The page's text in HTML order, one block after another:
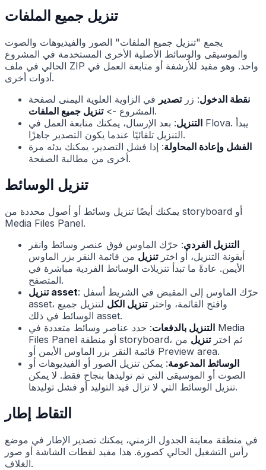
تنزيل جميع الملفات
يجمع "تنزيل جميع الملفات" الصور والفيديوهات والصوت
والموسيقى والوسائط الأصلية الأخرى المستخدمة في المشروع
الحالي في ملف ZIP واحد. وهو مفيد للأرشفة أو متابعة العمل في
أدوات أخرى.
نقطة الدخول: زرتصدير في الزاوية العلوية اليمنى لصفحة
المشروع ->تنزيل جميع الملفات
.
التنزيل: بعد الإرسال، يمكنك متابعة العمل في Flova. يبدأ
التنزيل تلقائيًا عندما يكون التصدير جاهزًا.
الفشل وإعادة المحاولة: إذا فشل التصدير، يمكنك بدئه مرة
أخرى من مطالبة الصفحة.
تنزيل الوسائط
يمكنك أيضًا تنزيل وسائط أو أصول محددة من storyboard أو
Media Files Panel.
التنزيل الفردي: حرّك الماوس فوق عنصر وسائط وانقر
أيقونة التنزيل، أو اخترتنزيل من قائمة النقر بزر الماوس
الأيمن. عادةً ما تبدأ تنزيلات الوسائط الفردية مباشرة في
المتصفح.
تنزيل asset: حرّك الماوس إلى المقبض في الشريط أسفل
asset، وافتح القائمة، واخترتنزيل الكل لتنزيل جميع
الوسائط في ذلك asset.
التنزيل بالدفعات: حدد عناصر وسائط متعددة في Media
Files Panel أو منطقة storyboard، ثم اخترتنزيل من
قائمة النقر بزر الماوس الأيمن أو Preview area.
الوسائط المدعومة: يمكن تنزيل الصور أو الفيديوهات أو
الصوت أو الموسيقى التي تم توليدها بنجاح فقط. لا يمكن
تنزيل الوسائط التي لا تزال قيد التوليد أو فشل توليدها.
التقاط إطار
في منطقة معاينة الجدول الزمني، يمكنك تصدير الإطار في موضع
رأس التشغيل الحالي كصورة. هذا مفيد لقطات الشاشة أو صور
الغلاف.